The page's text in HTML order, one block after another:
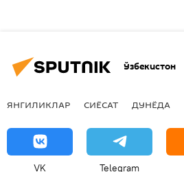
Ўзбекистон
ЯНГИЛИКЛАР СИЁСАТ ДУНЁДА
VK Telegram